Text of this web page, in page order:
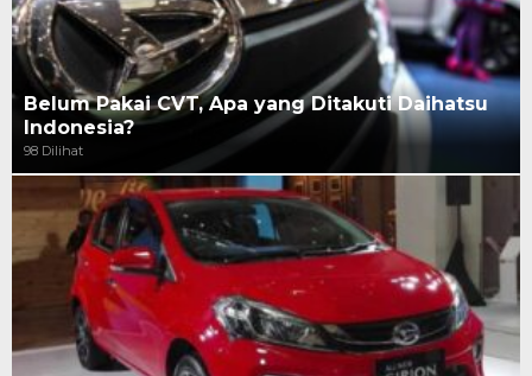
Belum Pakai CVT, Apa yang Ditakuti Daihatsu
Indonesia?
98 Dilihat